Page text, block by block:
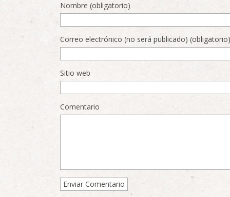
Nombre (obligatorio)
Correo electrónico (no será publicado) (obligatorio)
Sitio web
Comentario